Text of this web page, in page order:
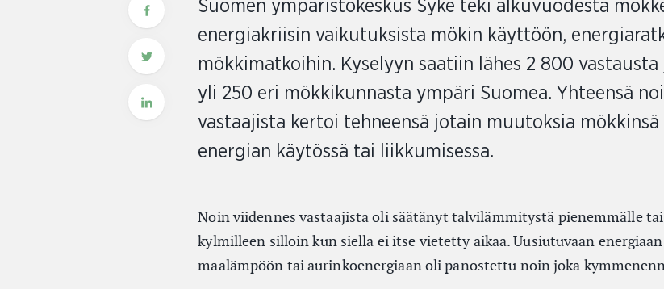
Suomen ympäristökeskus Syke teki alkuvuodesta
energiakriisin vaikutuksista mökin käyttöön,
mökkimatkoihin. Kyselyyn saatiin lähes 2 800 vastausta
yli 250 eri mökkikunnasta ympäri Suomea. Yhteensä
vastaajista kertoi tehneensä jotain muutoksia mökkinsä
energian käytössä tai liikkumisessa.
Noin viidennes vastaajista oli säätänyt talvilämmitystä pienemmälle
kylmilleen silloin kun siellä ei itse vietetty aikaa. Uusiutuvaan
maalämpöön tai aurinkoenergiaan oli panostettu noin joka